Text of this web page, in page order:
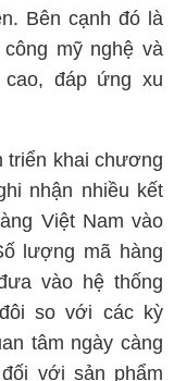
Bên cạnh đó là
mỹ nghệ và
đáp ứng xu
triển khai chương
nhận nhiều kết
Việt Nam vào
lượng mã hàng
vào hệ thống
so với các kỳ
tâm ngày càng
với sản phẩm